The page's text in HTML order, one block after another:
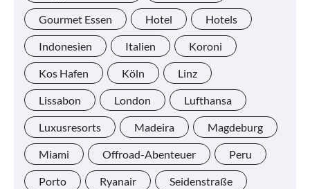
Gourmet Essen Hotel Hotels
Indonesien Italien Koroni
Kos Hafen Köln Linz
Lissabon London Lufthansa
Luxusresorts Madeira Magdeburg
Miami Offroad-Abenteuer Peru
Porto Ryanair Seidenstraße